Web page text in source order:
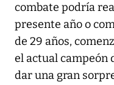
combate podría
presente año o
de 29 años,
el actual campeón
dar una gran